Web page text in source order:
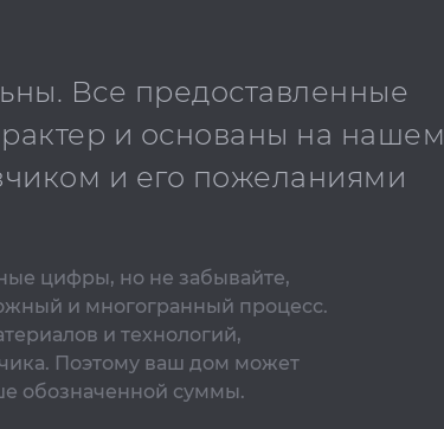
Все предоставленные
и основаны на нашем
и его пожеланиями
цифры, но не забывайте,
и многогранный процесс.
и технологий,
Поэтому ваш дом может
обозначенной суммы.